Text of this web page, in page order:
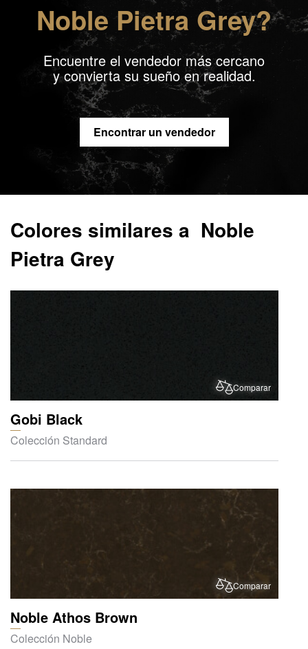
Noble Pietra Grey?
Encuentre el vendedor más cercano
y convierta su sueño en realidad.
Encontrar un vendedor
Colores similares a Noble
Pietra Grey
Comparar
Gobi Black
Colección Standard
Comparar
Noble Athos Brown
Colección Noble